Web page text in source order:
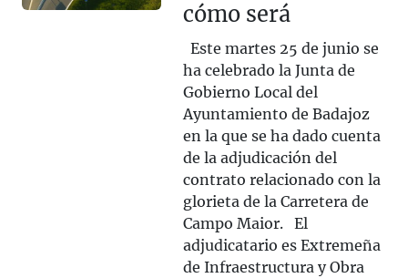
cómo será
Este martes 25 de junio se
ha celebrado la Junta de
Gobierno Local del
Ayuntamiento de Badajoz
en la que se ha dado cuenta
de la adjudicación del
contrato relacionado con la
glorieta de la Carretera de
Campo Maior. El
adjudicatario es Extremeña
de Infraestructura y Obra